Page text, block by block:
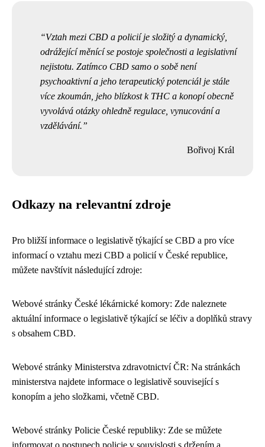
Vztah mezi CBD a policií je složitý a dynamický,
odrážející měnící se postoje společnosti a legislativní
nejistotu. Zatímco CBD samo o sobě není
psychoaktivní a jeho terapeutický potenciál je stále
více zkoumán, jeho blízkost k THC a konopí obecně
vyvolává otázky ohledně regulace, vynucování a
vzdělávání.
Bořivoj Král
Odkazy na relevantní zdroje
Pro bližší informace o legislativě týkající se CBD a pro více
informací o vztahu mezi CBD a policií v České republice,
můžete navštívit následující zdroje:
Webové stránky České lékárnické komory: Zde naleznete
aktuální informace o legislativě týkající se léčiv a doplňků stravy
s obsahem CBD.
Webové stránky Ministerstva zdravotnictví ČR: Na stránkách
ministerstva najdete informace o legislativě související s
konopím a jeho složkami, včetně CBD.
Webové stránky Policie České republiky: Zde se můžete
informovat o postupech policie v souvislosti s držením a